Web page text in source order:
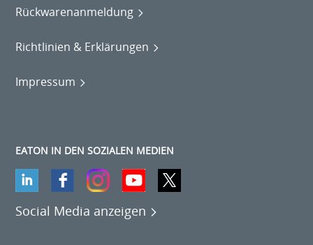
Rückwarenanmeldung
Richtlinien & Erklärungen
Impressum
EATON IN DEN SOZIALEN MEDIEN
Social Media anzeigen